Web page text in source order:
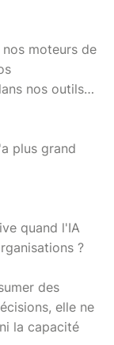
moteurs de
nos outils…
plus grand
quand l'IA
?
des
elle ne
la capacité